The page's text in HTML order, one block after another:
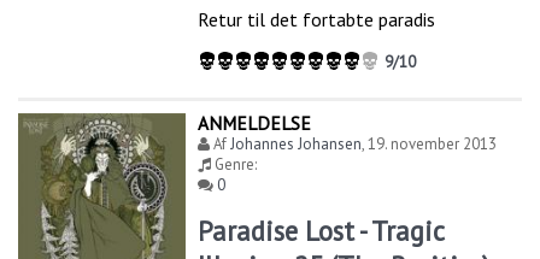
Retur til det fortabte paradis
9/10
ANMELDELSE
AfJohannes Johansen,19. november 2013
Genre:
0
Paradise Lost - Tragic